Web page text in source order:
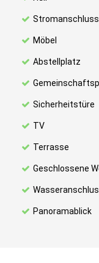
Stromanschluss
Möbel
Abstellplatz
Sicherheitstüre
TV
Terrasse
Geschlossene
Panoramablick